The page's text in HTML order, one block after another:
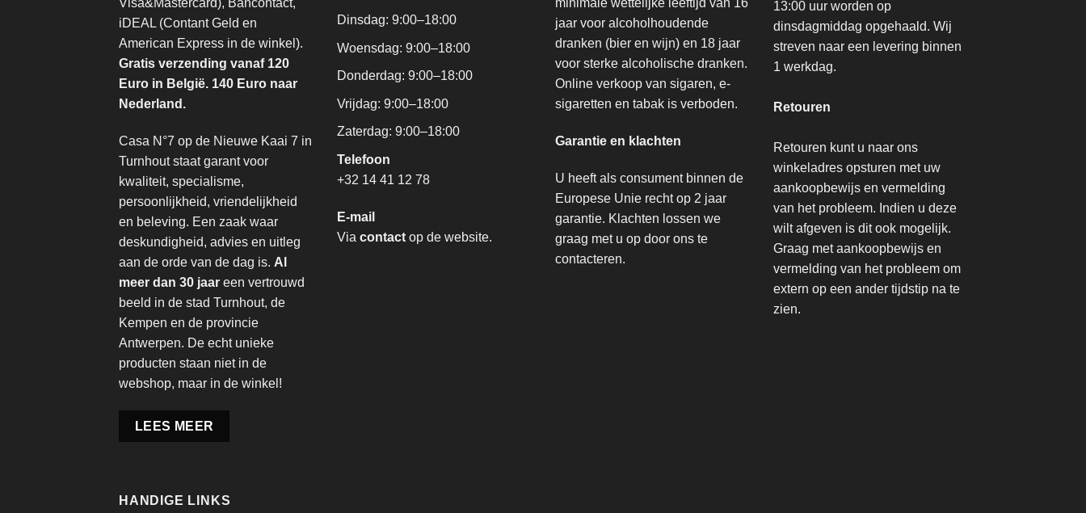
Visa&Mastercard), Bancontact,
iDEAL (Contant Geld en
American Express in de winkel).
Gratis verzending vanaf 120
Euro in België. 140 Euro naar
Nederland.
Casa N°7 op de Nieuwe Kaai 7 in
Turnhout staat garant voor
kwaliteit, specialisme,
persoonlijkheid, vriendelijkheid
en beleving. Een zaak waar
deskundigheid, advies en uitleg
aan de orde van de dag is. Al
meer dan 30 jaar een vertrouwd
beeld in de stad Turnhout, de
Kempen en de provincie
Antwerpen. De echt unieke
producten staan niet in de
webshop, maar in de winkel!
LEES MEER
Dinsdag: 9:00–18:00
Woensdag: 9:00–18:00
Donderdag: 9:00–18:00
Vrijdag: 9:00–18:00
Zaterdag: 9:00–18:00
Telefoon
+32 14 41 12 78
E-mail
Via contact op de website.
minimale wettelijke leeftijd van 16
jaar voor alcoholhoudende
dranken (bier en wijn) en 18 jaar
voor sterke alcoholische dranken.
Online verkoop van sigaren, e-
sigaretten en tabak is verboden.
Garantie en klachten
U heeft als consument binnen de
Europese Unie recht op 2 jaar
garantie. Klachten lossen we
graag met u op door ons te
contacteren.
13:00 uur worden op
dinsdagmiddag opgehaald. Wij
streven naar een levering binnen
1 werkdag.
Retouren
Retouren kunt u naar ons
winkeladres opsturen met uw
aankoopbewijs en vermelding
van het probleem. Indien u deze
wilt afgeven is dit ook mogelijk.
Graag met aankoopbewijs en
vermelding van het probleem om
extern op een ander tijdstip na te
zien.
HANDIGE LINKS